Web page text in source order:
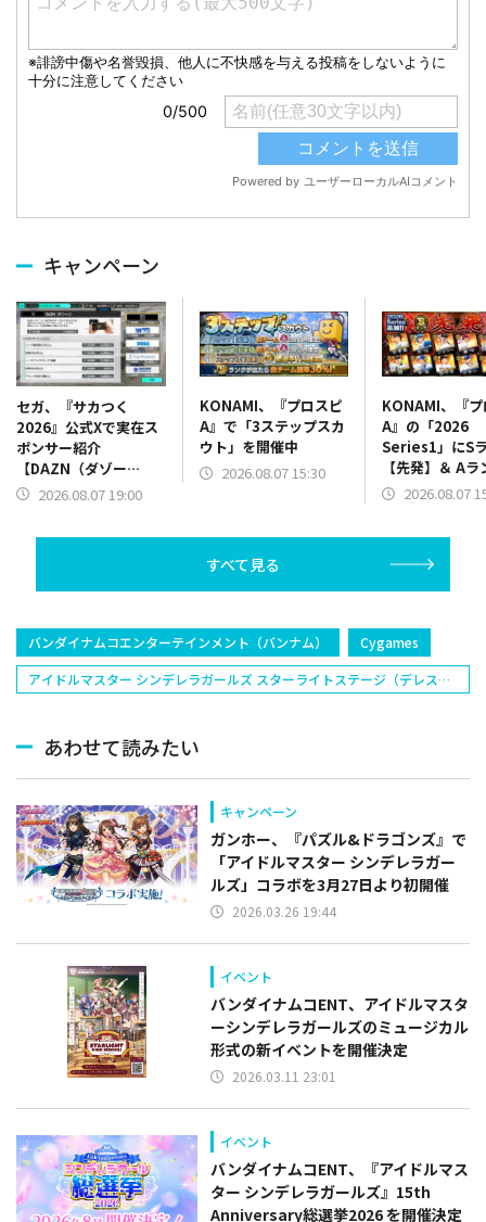
キャンペーン
セガ、『サカつく
2026』公式Xで実在ス
ポンサー紹介
【DAZN（ダゾー
ン）】篇をポスト
2026.08.07 19:00
KONAMI、『プロスピ
A』で「3ステップスカ
ウト」を開催中
2026.08.07 15:30
KONAMI、『
A』の「2026
Series1」にS
【先発】＆ Aラ
【野手】新登
塁手)、持丸泰
捕手)など
2026.08.07
すべて見る
バンダイナムコエンターテインメント（バンナム）
Cygames
アイドルマスター シンデレラガールズ スターライトステージ（デレス
あわせて読みたい
キャンペーン
ガンホー、『パズル&ドラゴンズ』で
「アイドルマスター シンデレラガー
ルズ」コラボを3月27日より初開催
2026.03.26 19:44
イベント
バンダイナムコENT、アイドルマスタ
ーシンデレラガールズのミュージカル
形式の新イベントを開催決定
2026.03.11 23:01
イベント
バンダイナムコENT、『アイドルマス
ター シンデレラガールズ』15th
Anniversary総選挙2026 を開催決定